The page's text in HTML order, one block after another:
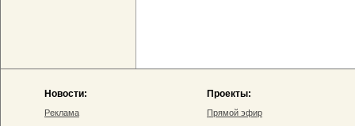
Новости:
Реклама
Проекты:
Прямой эфир